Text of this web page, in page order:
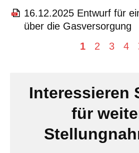
16.12.2025 Entwurf für
über die Gasversorgung
1
2 3 4
Interessieren
für